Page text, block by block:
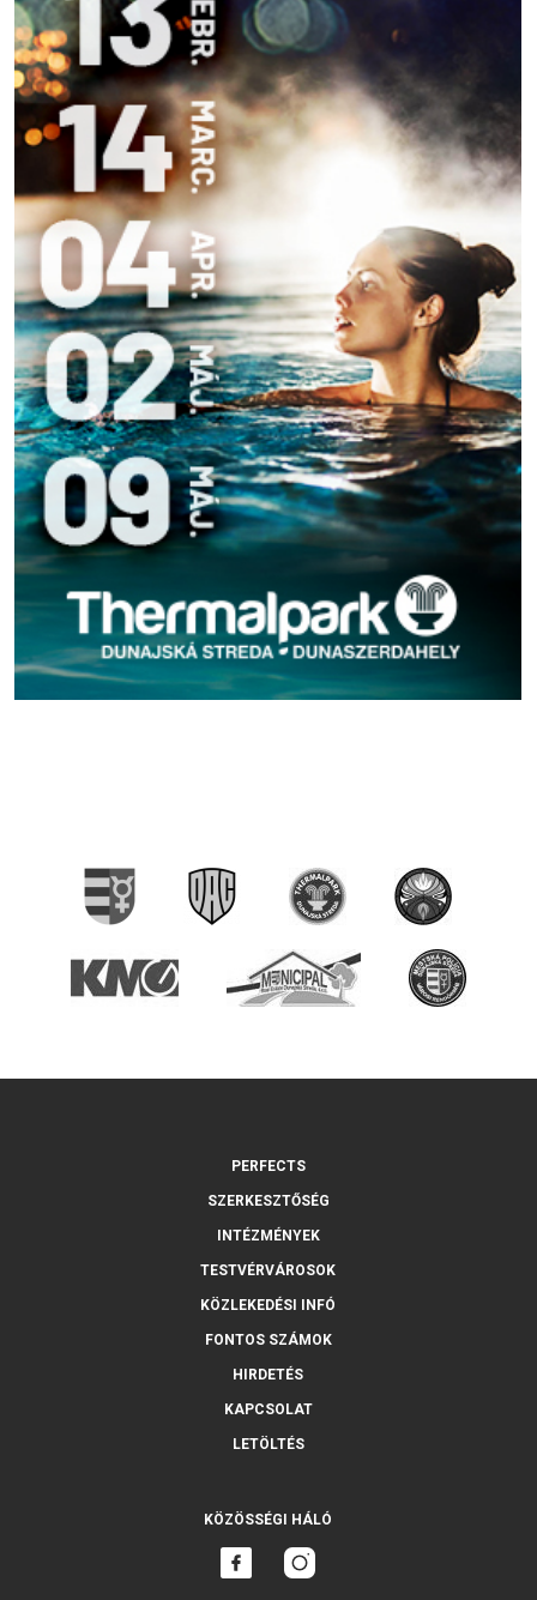
PERFECTS
SZERKESZTŐSÉG
INTÉZMÉNYEK
TESTVÉRVÁROSOK
KÖZLEKEDÉSI INFÓ
FONTOS SZÁMOK
HIRDETÉS
KAPCSOLAT
LETÖLTÉS
KÖZÖSSÉGI HÁLÓ